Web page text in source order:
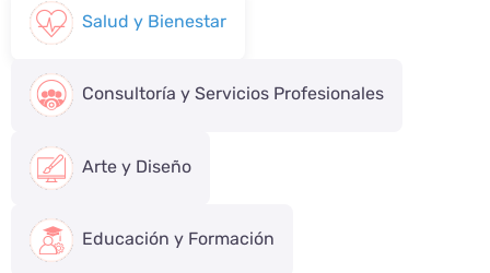
Salud y Bienestar
Consultoría y Servicios Profesionales
Arte y Diseño
Educación y Formación